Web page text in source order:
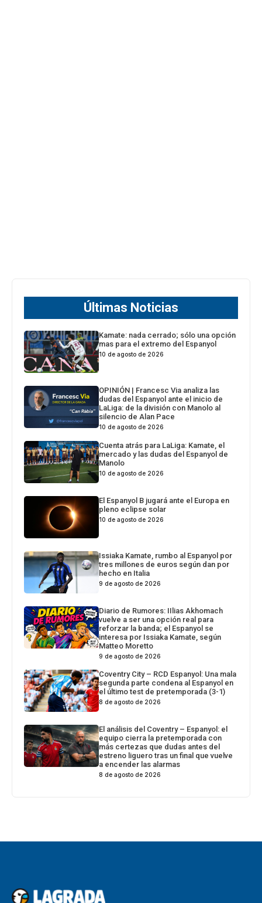
Últimas Noticias
Kamate: nada cerrado; sólo una opción
mas para el extremo del Espanyol
10 de agosto de 2026
OPINIÓN | Francesc Via analiza las
dudas del Espanyol ante el inicio de
LaLiga: de la división con Manolo al
silencio de Alan Pace
10 de agosto de 2026
Cuenta atrás para LaLiga: Kamate, el
mercado y las dudas del Espanyol de
Manolo
10 de agosto de 2026
El Espanyol B jugará ante el Europa en
pleno eclipse solar
10 de agosto de 2026
Issiaka Kamate, rumbo al Espanyol por
tres millones de euros según dan por
hecho en Italia
9 de agosto de 2026
Diario de Rumores: IIlias Akhomach
vuelve a ser una opción real para
reforzar la banda; el Espanyol se
interesa por Issiaka Kamate, según
Matteo Moretto
9 de agosto de 2026
Coventry City – RCD Espanyol: Una mala
segunda parte condena al Espanyol en
el último test de pretemporada (3-1)
8 de agosto de 2026
El análisis del Coventry – Espanyol: el
equipo cierra la pretemporada con
más certezas que dudas antes del
estreno liguero tras un final que vuelve
a encender las alarmas
8 de agosto de 2026